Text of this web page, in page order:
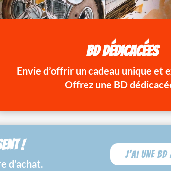
BD DÉDICACÉES
Envie d’offrir un cadeau unique et
Offrez une BD
!
d’achat.
J'ai une